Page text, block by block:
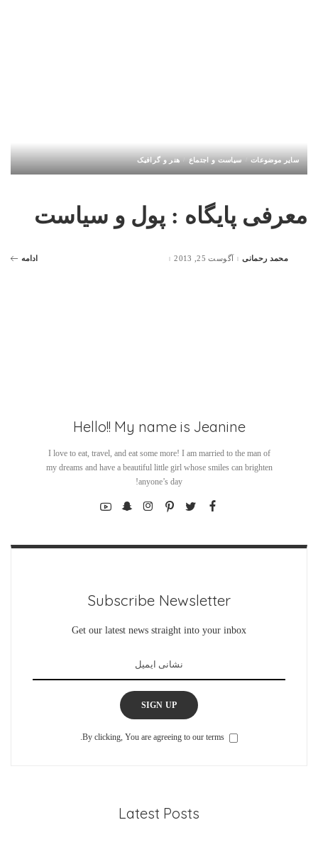
سایر موضوعات سیاست و اجتماع هنر و گرافیک
معرفی پایگاه : پول و سیاست
Postedمحمد رحمانی آگوست 25, 2013 ادامه
Hello!! My name is Jeanine
I love to eat, travel, and eat some more! I am married to the man of
my dreams and have a beautiful little girl whose smiles can brighten
anyone’s day!
Subscribe Newsletter
Get our latest news straight into your inbox
SIGN UP
By clicking, You are agreeing to our terms.
Latest Posts